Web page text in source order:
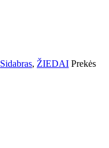
Sidabras, ŽIEDAI Prekės